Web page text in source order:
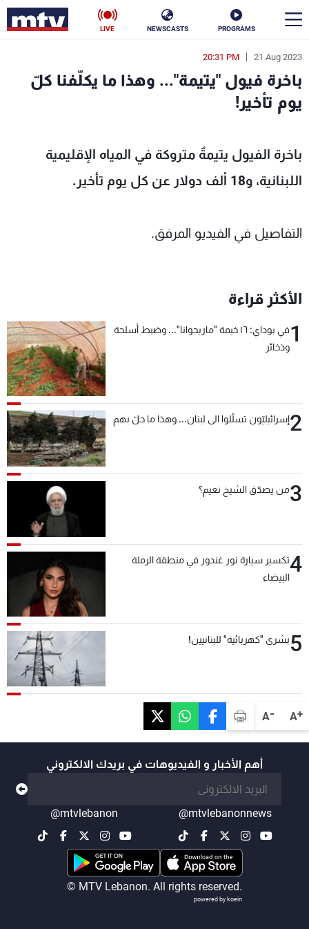
PROGRAMS
NEWSCASTS
LIVE
A+
A-
21 Aug 2023
20:31 PM
باخرة فيول "يتيمة"... وهذا ما يكلّفنا كلّ
يوم تأخير!
باخرة الفيول يتيمةٌ متروكة في المياه الإقليمية
اللبنانية، و18 ألف دولار عن كل يوم تأخير.
التفاصيل في الفيديو المرفق.
الأكثر قراءة
1
في بوداي: ١٦ خيمة "ماريجوانا"... وضبط أسلحة
وذخائر
2إسرائيليّون تسلّلوا الى لبنان... وهذا ما حلّ بهم
3من يصدّق الشيخ نعيم؟
4تكسير سيارة نور غندور في منطقة الرملة
البيضاء
5بشرى "كهربائية" للبنانيين!
أهم الأخبار و الفيديوهات في بريدك الالكتروني
@mtvlebanonnews
@mtvlebanon
© MTV Lebanon. All rights reserved.
powered by koein
en
الأخبار
إقتصاد فن
منوعات رياضة
البرامج
جدول البرامج
شاهد البرامج
الترددات
الإنـتـاج
لاعلاناتكم
تواصل معنا
شروط الإسـتخدام
سياسة الخصوصية